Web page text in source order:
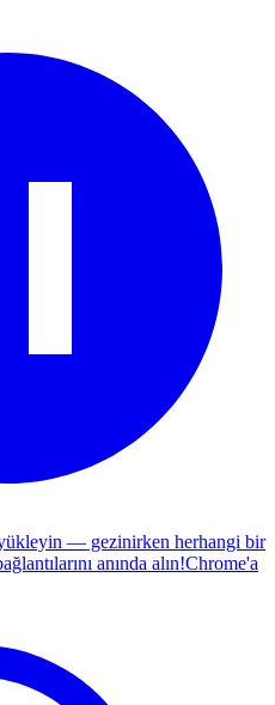
— gezinirken herhangi bir
anında alın!Chrome'a